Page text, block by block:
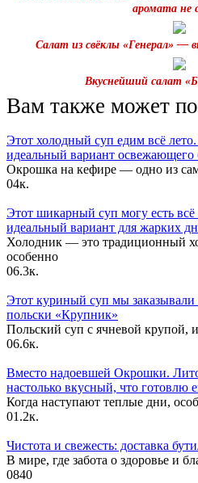
аромата не
Салат из свёклы «Генерал» —
Вкуснейший салат
Вам также может
Этот холодный суп едим всё
идеальный вариант освежающего
Окрошка на кефире — одно из
04к.
Этот шикарный суп могу есть
идеальный вариант для жарких
Холодник — это традиционный
особенно
06.3к.
Этот куриный суп мы
польски «Крупник»
Польский суп с ячневой крупой,
06.6к.
Вместо надоевшей Окрошки.
настолько вкусный, что готовлю
Когда наступают теплые дни,
01.2к.
Чистота и свежесть: доставка
В мире, где забота о здоровье и
0840